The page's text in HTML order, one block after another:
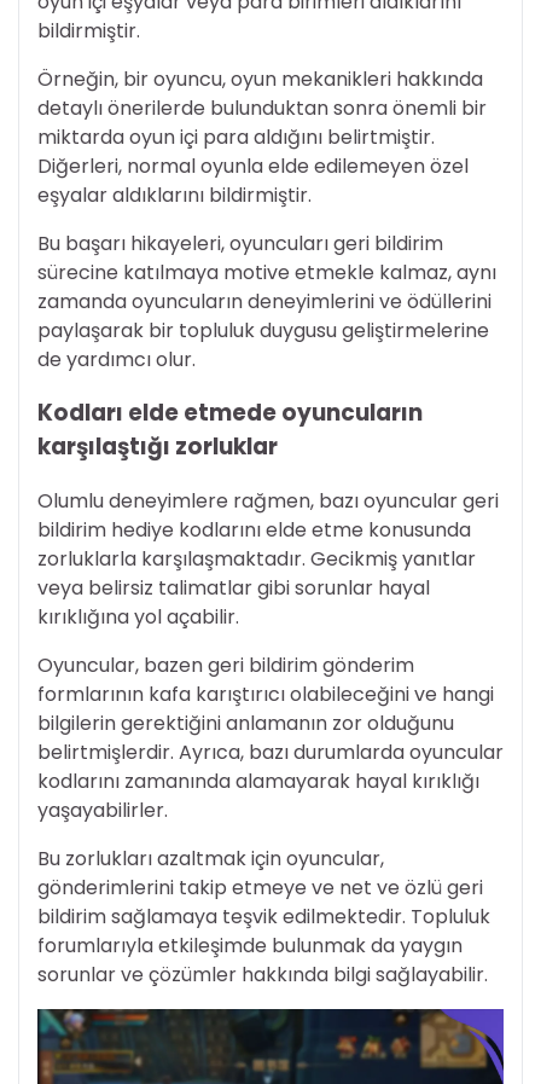
bildirmiştir.
Örneğin, bir oyuncu, oyun mekanikleri hakkında
detaylı önerilerde bulunduktan sonra önemli bir
miktarda oyun içi para aldığını belirtmiştir.
Diğerleri, normal oyunla elde edilemeyen özel
eşyalar aldıklarını bildirmiştir.
Bu başarı hikayeleri, oyuncuları geri bildirim
sürecine katılmaya motive etmekle kalmaz, aynı
zamanda oyuncuların deneyimlerini ve ödüllerini
paylaşarak bir topluluk duygusu geliştirmelerine
de yardımcı olur.
Kodları elde etmede oyuncuların
karşılaştığı zorluklar
Olumlu deneyimlere rağmen, bazı oyuncular geri
bildirim hediye kodlarını elde etme konusunda
zorluklarla karşılaşmaktadır. Gecikmiş yanıtlar
veya belirsiz talimatlar gibi sorunlar hayal
kırıklığına yol açabilir.
Oyuncular, bazen geri bildirim gönderim
formlarının kafa karıştırıcı olabileceğini ve hangi
bilgilerin gerektiğini anlamanın zor olduğunu
belirtmişlerdir. Ayrıca, bazı durumlarda oyuncular
kodlarını zamanında alamayarak hayal kırıklığı
yaşayabilirler.
Bu zorlukları azaltmak için oyuncular,
gönderimlerini takip etmeye ve net ve özlü geri
bildirim sağlamaya teşvik edilmektedir. Topluluk
forumlarıyla etkileşimde bulunmak da yaygın
sorunlar ve çözümler hakkında bilgi sağlayabilir.